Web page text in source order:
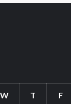
W T F